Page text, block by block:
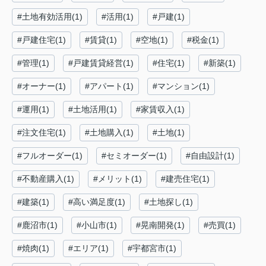
#土地有効活用(1) #活用(1) #戸建(1)
#戸建住宅(1) #賃貸(1) #空地(1) #税金(1)
#管理(1) #戸建賃貸経営(1) #住宅(1) #新築(1)
#オーナー(1) #アパート(1) #マンション(1)
#運用(1) #土地活用(1) #家賃収入(1)
#注文住宅(1) #土地購入(1) #土地(1)
#フルオーダー(1) #セミオーダー(1) #自由設計(1)
#不動産購入(1) #メリット(1) #建売住宅(1)
#建築(1) #高い満足度(1) #土地探し(1)
#鹿沼市(1) #小山市(1) #晃南開発(1) #売買(1)
#焼肉(1) #エリア(1) #宇都宮市(1)